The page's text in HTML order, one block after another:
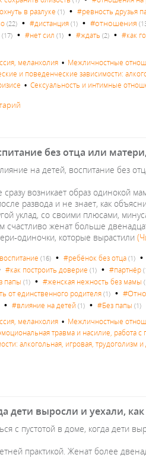
в разлуке (1) •#ревность друзья
(22) •#дистанция (1) •#отношения
(17) •#нет сил (1) •#ждать (2) •#как
меланхолия • Межличностные
и поведенческие зависимости:
•Сексуальность и интимные
без отца или
на детей, воспитание без
возникает образ одинокой
развода и не знает, как
уклад, со своими плюсами,
женат больше
которые вырастили
(16) •#ребёнок без отца (1)
#как построить доверие (1) •#партнёр
папы (1) •#женская нежность без мамы
от единственного родителя(1) •
•#влияние на детей (1) •#Без папы (1)
меланхолия • Межличностные
травма и насилие, работа с
алкогольная, игровая, трудоголизм и
дети выросли и уехали,
с пустотой в доме, когда дети
практикой. Женат более